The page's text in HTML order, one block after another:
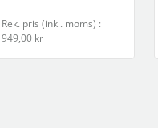
Rek. pris (inkl. moms) :
949,00 kr